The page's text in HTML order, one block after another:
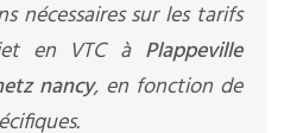
nécessaires sur les tarifs
en VTC à Plappeville
nancy, en fonction de